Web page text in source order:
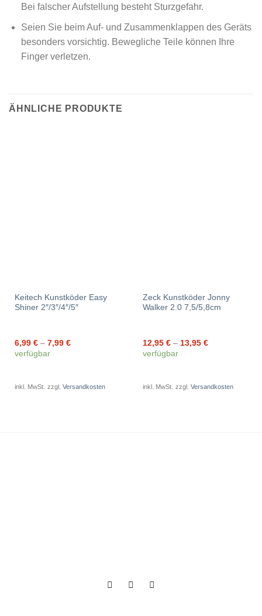
Bei falscher Aufstellung besteht Sturzgefahr.
Seien Sie beim Auf- und Zusammenklappen des Geräts
besonders vorsichtig. Bewegliche Teile können Ihre
Finger verletzen.
ÄHNLICHE PRODUKTE
Keitech Kunstköder Easy
Shiner 2″/3″/4″/5″
6,99 €– 7,99 €
verfügbar
inkl. MwSt. zzgl. Versandkosten
Zeck Kunstköder Jonny
Walker 2.0 7,5/5,8cm
12,95 €– 13,95 €
verfügbar
inkl. MwSt. zzgl. Versandkosten